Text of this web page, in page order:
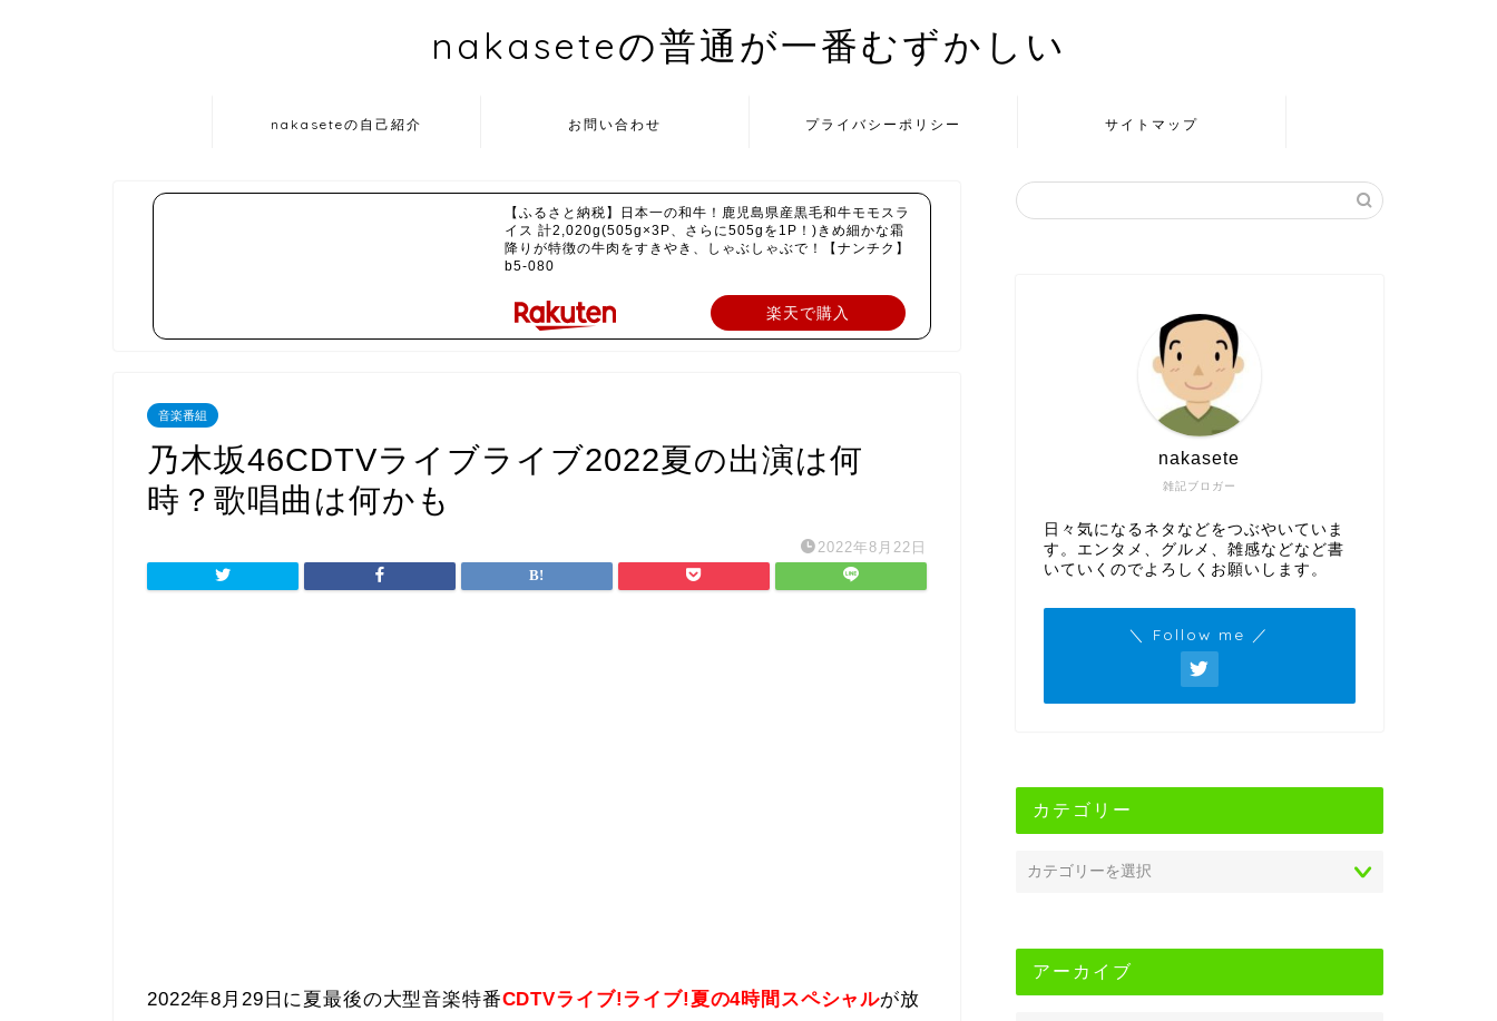
nakaseteの普通が一番むずかしい
nakaseteの自己紹介 お問い合わせ プライバシーポリシー サイトマップ
【ふるさと納税】日本一の和牛！鹿児島県産黒毛和牛モモスラ
イス 計2,020g(505g×3P、さらに505gを1P！)きめ細かな霜
降りが特徴の牛肉をすきやき、しゃぶしゃぶで！【ナンチク】
b5-080
楽天で購入
音楽番組
乃木坂46CDTVライブライブ2022夏の出演は何
時？歌唱曲は何かも
2022年8月22日
2022年8月29日に夏最後の大型音楽特番CDTVライブ!ライブ!夏の4時間スペシャルが放
雑記ブロガー
nakasete
日々気になるネタなどをつぶやいていま
す。エンタメ、グルメ、雑感などなど書
いていくのでよろしくお願いします。
＼ Follow me ／
カテゴリー
アーカイブ